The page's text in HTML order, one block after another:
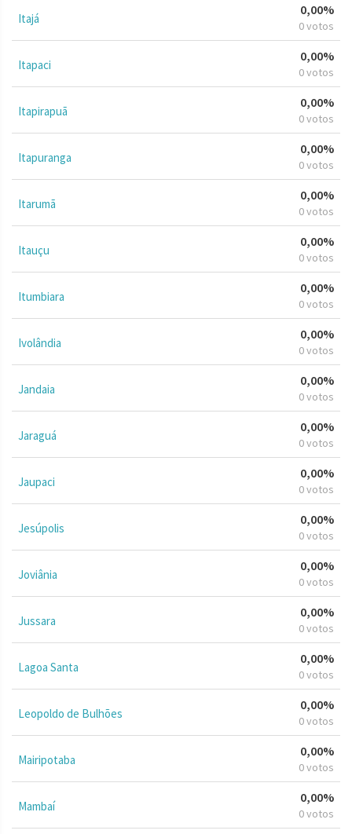
Itajá
0,00%
0 votos
Itapaci
0,00%
0 votos
Itapirapuã
0,00%
0 votos
Itapuranga
0,00%
0 votos
Itarumã
0,00%
0 votos
Itauçu
0,00%
0 votos
Itumbiara
0,00%
0 votos
Ivolândia
0,00%
0 votos
Jandaia
0,00%
0 votos
Jaraguá
0,00%
0 votos
Jaupaci
0,00%
0 votos
Jesúpolis
0,00%
0 votos
Joviânia
0,00%
0 votos
Jussara
0,00%
0 votos
Lagoa Santa
0,00%
0 votos
Leopoldo de Bulhões
0,00%
0 votos
Mairipotaba
0,00%
0 votos
Mambaí
0,00%
0 votos